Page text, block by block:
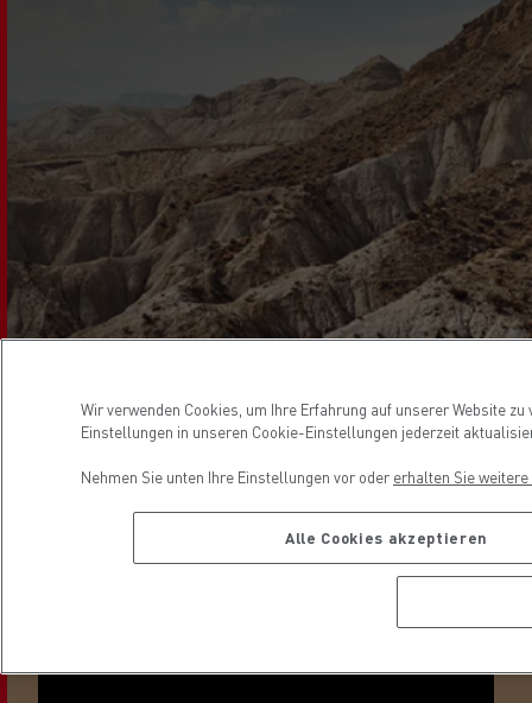
Wir verwenden Cookies, um Ihre Erfahrung auf unserer Website
Einstellungen in unseren Cookie-Einstellungen jederzeit
Nehmen Sie unten Ihre Einstellungen vor oder erhalten Sie
Alle Cookies akzeptieren